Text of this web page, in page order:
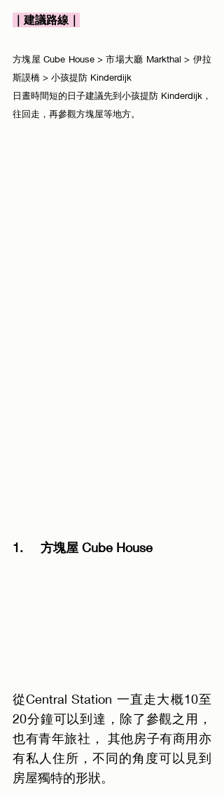
｜建議路線｜
方塊屋 Cube House > 市場大廳 Markthal > 伊拉
斯謨橋 > 小孩提防 Kinderdijk
日晝時間短的日子建議先到小孩提防 Kinderdijk，
往回走，再參觀方塊屋等地方。
1.     方塊屋 Cube House
從Central Station 一直走大概10至
20分鐘可以到達，除了參觀之用，
也有青年旅社， 其他房子有商用亦
有私人住所，不同的角度可以見到
房屋獨特的形狀。